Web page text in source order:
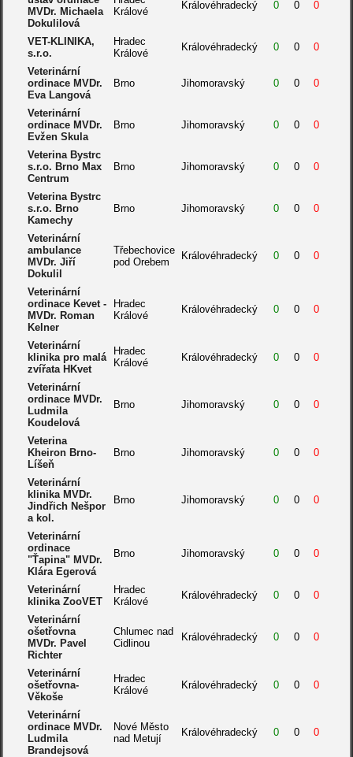
MVDr. Michaela
Dokulilová
Králové
Královéhradecký 0 0 0
VET-KLINIKA,
s.r.o.
Hradec
Králové
Královéhradecký 0 0 0
Veterinární
ordinace MVDr.
Eva Langová
Brno Jihomoravský 0 0 0
Veterinární
ordinace MVDr.
Evžen Skula
Brno Jihomoravský 0 0 0
Veterina Bystrc
s.r.o. Brno Max
Centrum
Brno Jihomoravský 0 0 0
Veterina Bystrc
s.r.o. Brno
Kamechy
Brno Jihomoravský 0 0 0
Veterinární
ambulance
MVDr. Jiří
Dokulil
Třebechovice
pod Orebem
Královéhradecký 0 0 0
Veterinární
ordinace Kevet -
MVDr. Roman
Kelner
Hradec
Králové
Královéhradecký 0 0 0
Veterinární
klinika pro malá
zvířata HKvet
Hradec
Králové
Královéhradecký 0 0 0
Veterinární
ordinace MVDr.
Ludmila
Koudelová
Brno Jihomoravský 0 0 0
Veterina
Kheiron Brno-
Líšeň
Brno Jihomoravský 0 0 0
Veterinární
klinika MVDr.
Jindřich Nešpor
a kol.
Brno Jihomoravský 0 0 0
Veterinární
ordinace
"Ťapina" MVDr.
Klára Egerová
Brno Jihomoravský 0 0 0
Veterinární
klinika ZooVET
Hradec
Králové
Královéhradecký 0 0 0
Veterinární
ošetřovna
MVDr. Pavel
Richter
Chlumec nad
Cidlinou
Královéhradecký 0 0 0
Veterinární
ošetřovna-
Věkoše
Hradec
Králové
Královéhradecký 0 0 0
Veterinární
ordinace MVDr.
Ludmila
Brandejsová
Nové Město
nad Metují
Královéhradecký 0 0 0